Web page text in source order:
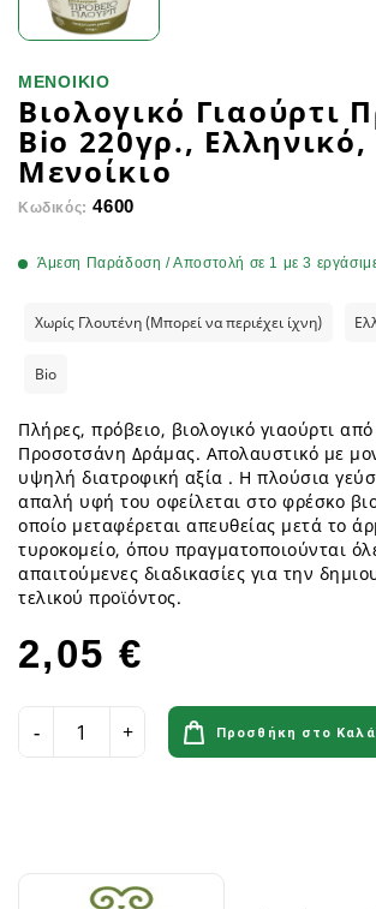
ΜΕΝΟΙΚΙΟ
Βιολογικό Γιαούρτι
Bio 220γρ., Ελληνικό,
Μενοίκιο
Κωδικός: 4600
Άμεση Παράδοση / Αποστολή σε 1 με 3
Χωρίς Γλουτένη (Μπορεί να περιέχει ίχνη)
Bio
Πλήρες, πρόβειο, βιολογικό γιαούρτι
Προσοτσάνη Δράμας. Απολαυστικό με
υψηλή διατροφική αξία . Η πλούσια
απαλή υφή του οφείλεται στο φρέσκο
οποίο μεταφέρεται απευθείας μετά το
τυροκομείο, όπου πραγματοποιούνται
απαιτούμενες διαδικασίες για την
τελικού προϊόντος.
2,05 €
Προσθήκη στο